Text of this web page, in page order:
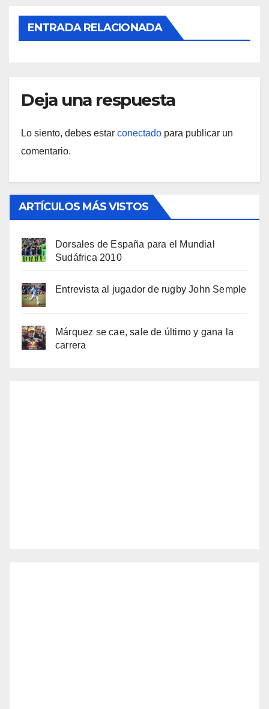
ENTRADA RELACIONADA
Deja una respuesta
Lo siento, debes estar conectado para publicar un
comentario.
ARTÍCULOS MÁS VISTOS
Dorsales de España para el Mundial
Sudáfrica 2010
Entrevista al jugador de rugby John Semple
Márquez se cae, sale de último y gana la
carrera